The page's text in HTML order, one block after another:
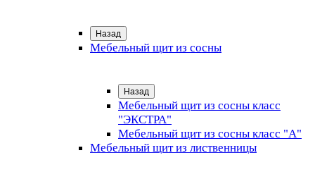
Назад
Мебельный щит из сосны
Назад
Мебельный щит из сосны класс
"ЭКСТРА"
Мебельный щит из сосны класс "А"
Мебельный щит из лиственницы